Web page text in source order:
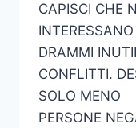
CAPISCI CHE
INTERESSANO
DRAMMI
CONFLITTI.
SOLO MENO
PERSONE